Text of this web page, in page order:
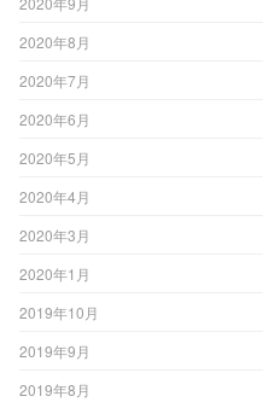
2020年8月
2020年7月
2020年6月
2020年5月
2020年4月
2020年3月
2020年1月
2019年10月
2019年9月
2019年8月